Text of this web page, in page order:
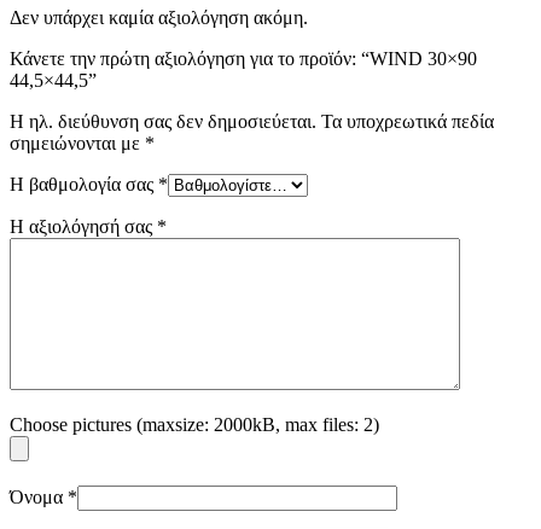
Δεν υπάρχει καμία αξιολόγηση ακόμη.
Κάνετε την πρώτη αξιολόγηση για το προϊόν: “WIND 30×90
44,5×44,5”
Η ηλ. διεύθυνση σας δεν δημοσιεύεται. Τα υποχρεωτικά πεδία
σημειώνονται με *
Η βαθμολογία σας *
Η αξιολόγησή σας *
Choose pictures (maxsize: 2000kB, max files: 2)
Όνομα *